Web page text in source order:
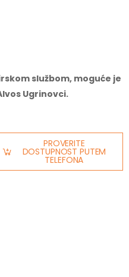
službom, moguće je
Ugrinovci.
PROVERITE
DOSTUPNOST PUTEM
TELEFONA